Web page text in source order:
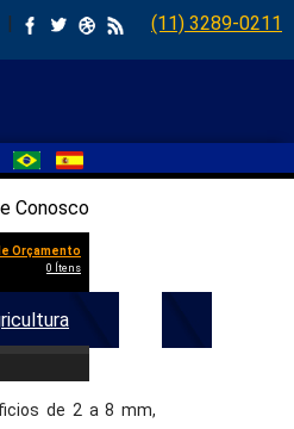
| (11) 3289-0211
Conosco
Orçamento
0 Ítens
de 2 a 8 mm,